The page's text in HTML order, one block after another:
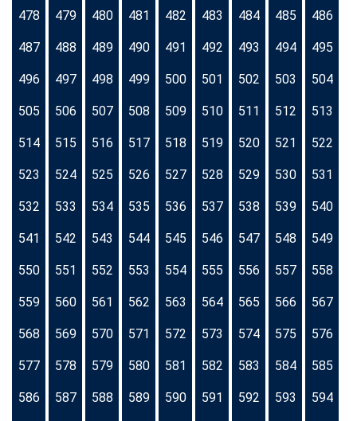
478 479 480 481 482 483 484 485 486
487 488 489 490 491 492 493 494 495
496 497 498 499 500 501 502 503 504
505 506 507 508 509 510 511 512 513
514 515 516 517 518 519 520 521 522
523 524 525 526 527 528 529 530 531
532 533 534 535 536 537 538 539 540
541 542 543 544 545 546 547 548 549
550 551 552 553 554 555 556 557 558
559 560 561 562 563 564 565 566 567
568 569 570 571 572 573 574 575 576
577 578 579 580 581 582 583 584 585
586 587 588 589 590 591 592 593 594